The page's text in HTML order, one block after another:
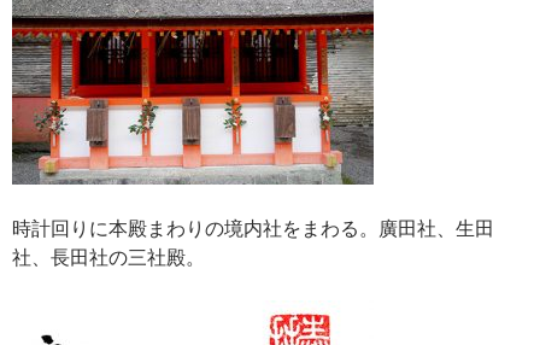
時計回りに本殿まわりの境内社をまわる。廣田社、生田
社、長田社の三社殿。